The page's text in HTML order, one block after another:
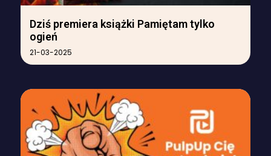
Dziś premiera książki Pamiętam tylko
ogień
21-03-2025